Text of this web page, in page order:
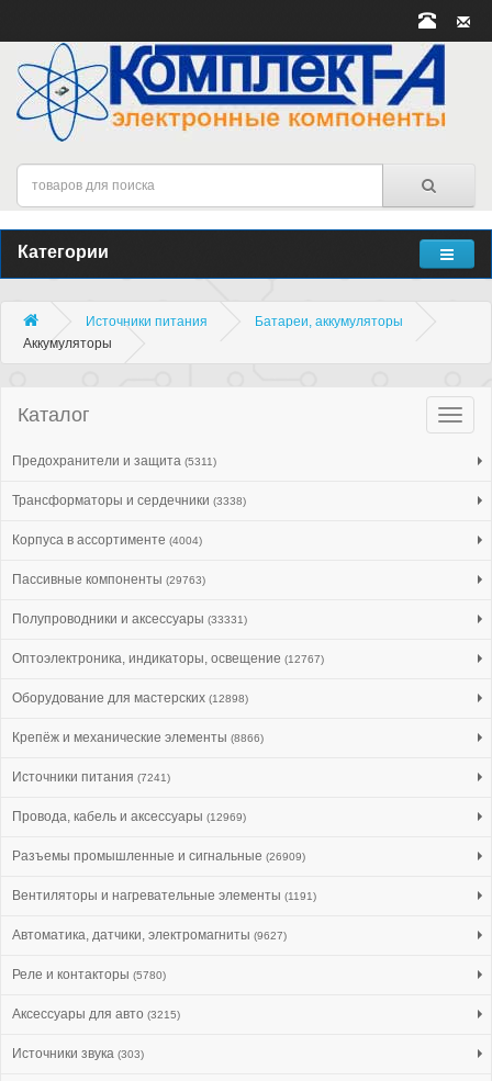
Категории
Источники питания
Батареи, аккумуляторы
Аккумуляторы
Каталог
Предохранители и защита (5311)
Трансформаторы и сердечники (3338)
Корпуса в ассортименте (4004)
Пассивные компоненты (29763)
Полупроводники и аксессуары (33331)
Оптоэлектроника, индикаторы, освещение (12767)
Оборудование для мастерских (12898)
Крепёж и механические элементы (8866)
Источники питания (7241)
Провода, кабель и аксессуары (12969)
Разъемы промышленные и сигнальные (26909)
Вентиляторы и нагревательные элементы (1191)
Автоматика, датчики, электромагниты (9627)
Реле и контакторы (5780)
Аксессуары для авто (3215)
Источники звука (303)